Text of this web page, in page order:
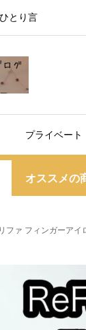
とり言
プライベート
オススメの
リファ フィンガーア